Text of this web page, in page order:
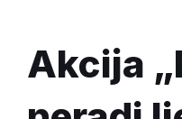
Akcija